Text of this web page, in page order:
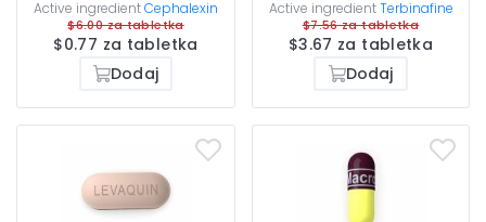
Active ingredientCephalexin
$6.00 za tabletka
$0.77 za tabletka
Dodaj
Active ingredient Terbinafine
$7.56 za tabletka
$3.67 za tabletka
Dodaj